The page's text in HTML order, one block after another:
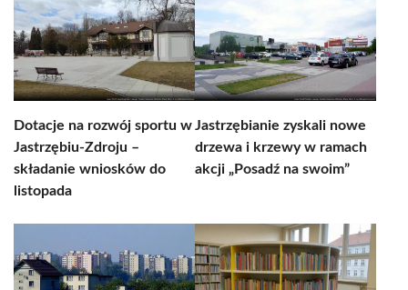
Dotacje na rozwój sportu w
Jastrzębiu-Zdroju –
składanie wniosków do
listopada
Jastrzębianie zyskali nowe
drzewa i krzewy w ramach
akcji „Posadź na swoim”